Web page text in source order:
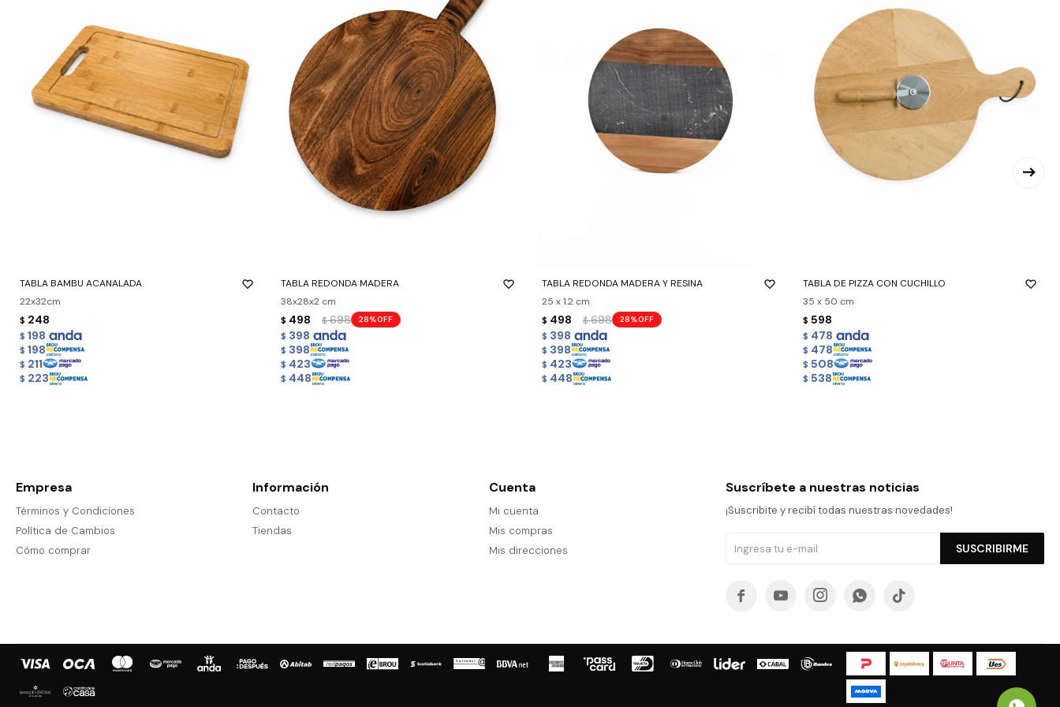
TABLA BAMBU ACANALADA
22x32cm
$ 248
$ 198
$ 198
$ 211
$ 223
TABLA REDONDA MADERA
38x28x2 cm
$ 498 $ 698 28
$ 398
$ 398
$ 423
$ 448
TABLA REDONDA MADERA Y RESINA
25 x 1.2 cm
$ 498 $ 698 28
$ 398
$ 398
$ 423
$ 448
TABLA DE PIZZA CON CUCHILLO
35 x 50 cm
$ 598
$ 478
$ 478
$ 508
$ 538
Empresa
Términos y Condiciones
Política de Cambios
Cómo comprar
Información
Contacto
Tiendas
Cuenta
Mi cuenta
Mis compras
Mis direcciones
Suscríbete a nuestras noticias
¡Suscribite y recibí todas nuestras novedades!
SUSCRIBIRME
    